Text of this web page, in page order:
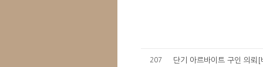
207 단기 아르바이트 구인 의뢰